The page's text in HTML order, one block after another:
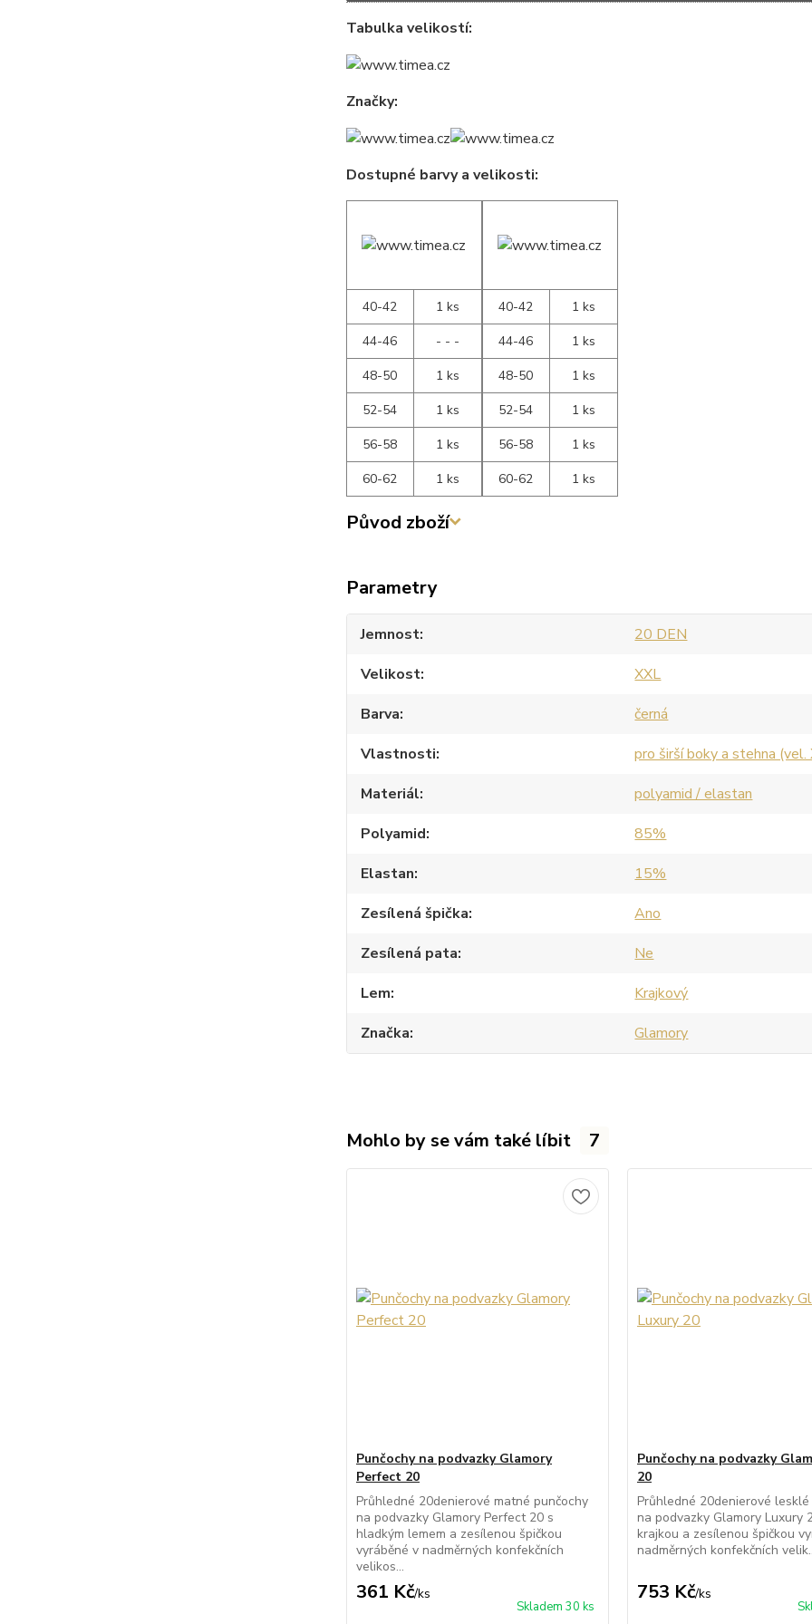
Tabulka velikostí:
Značky:
Dostupné barvy a velikosti:
40-42
1 ks
44-46
- - -
48-50
1 ks
52-54
1 ks
56-58
1 ks
60-62
1 ks
40-42
1 ks
44-46
1 ks
48-50
1 ks
52-54
1 ks
56-58
1 ks
60-62
1 ks
Původ zboží
Parametry
Jemnost
20 DEN
Velikost
XXL
Barva
černá
Vlastnosti
pro širší boky a stehna (vel.
Materiál
polyamid / elastan
Polyamid
85%
Elastan
15%
Zesílená špička
Ano
Zesílená pata
Ne
Lem
Krajkový
Značka
Glamory
Mohlo by se vám také líbit 7
Punčochy na podvazky Glamory
Perfect 20
Průhledné 20denierové matné punčochy
na podvazky Glamory Perfect 20 s
hladkým lemem a zesílenou špičkou
vyráběné v nadměrných konfekčních
velikos...
361 Kč/ks
Skladem 30 ks
Punčochy na podvazky
20
Průhledné 20denierové
na podvazky Glamory Luxury
krajkou a zesílenou špičkou
nadměrných konfekčních
753 Kč/ks